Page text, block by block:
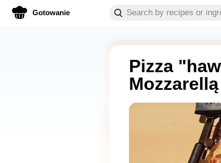
Gotowanie
Pizza